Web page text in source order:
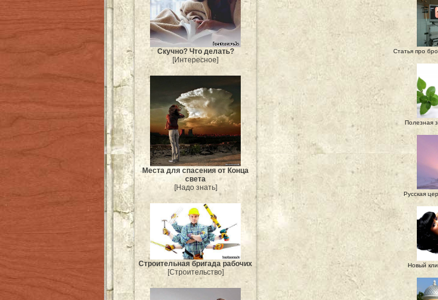
Скучно? Что делать?
[Интересное]
Места для спасения от Конца
света
[Надо знать]
Строительная бригада рабочих
[Строительство]
Статья про
Полезная
Русская
Новый